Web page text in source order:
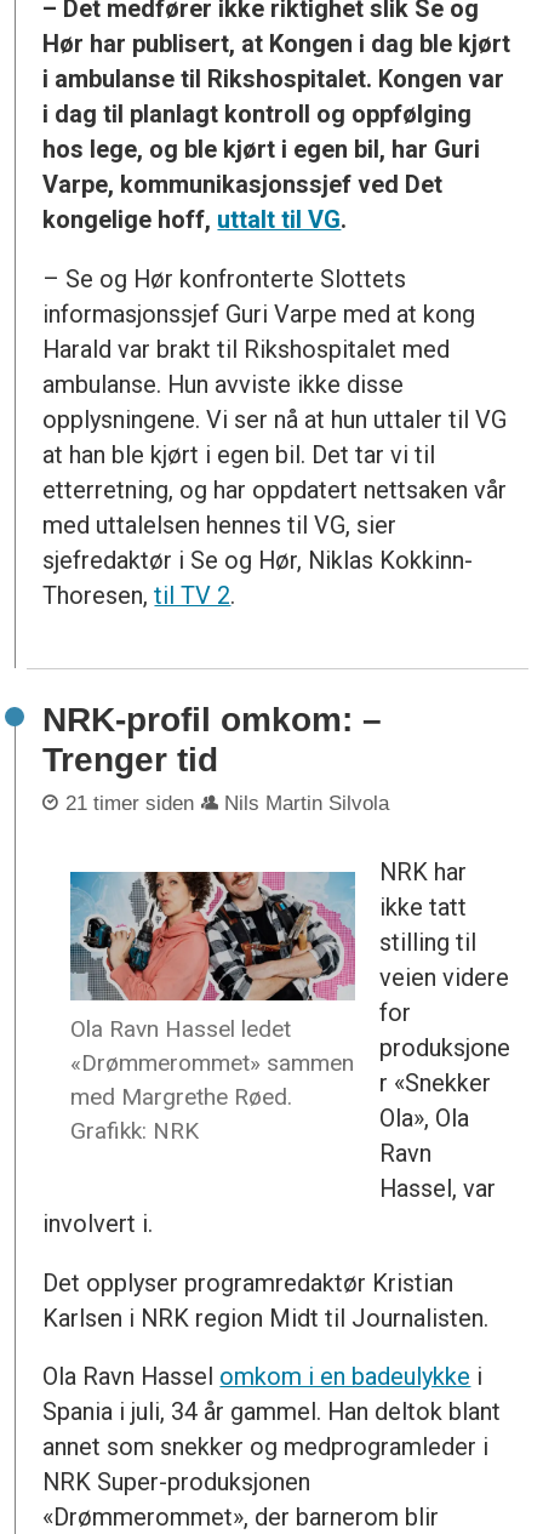
– Det medfører ikke riktighet slik Se og
Hør har publisert, at Kongen i dag ble kjørt
i ambulanse til Rikshospitalet. Kongen var
i dag til planlagt kontroll og oppfølging
hos lege, og ble kjørt i egen bil, har Guri
Varpe, kommunikasjonssjef ved Det
kongelige hoff, uttalt til VG.
– Se og Hør konfronterte Slottets
informasjonssjef Guri Varpe med at kong
Harald var brakt til Rikshospitalet med
ambulanse. Hun avviste ikke disse
opplysningene. Vi ser nå at hun uttaler til VG
at han ble kjørt i egen bil. Det tar vi til
etterretning, og har oppdatert nettsaken vår
med uttalelsen hennes til VG, sier
sjefredaktør i Se og Hør, Niklas Kokkinn-
Thoresen,til TV 2.
NRK-profil omkom: –
Trenger tid
21 timer siden Nils Martin Silvola
Ola Ravn Hassel ledet
«Drømmerommet» sammen
med Margrethe Røed.
Grafikk: NRK
NRK har
ikke tatt
stilling til
veien videre
for
produksjone
r «Snekker
Ola», Ola
Ravn
Hassel, var
involvert i.
Det opplyser programredaktør Kristian
Karlsen i NRK region Midt til Journalisten.
Ola Ravn Hassel omkom i en badeulykke i
Spania i juli, 34 år gammel. Han deltok blant
annet som snekker og medprogramleder i
NRK Super-produksjonen
«Drømmerommet», der barnerom blir